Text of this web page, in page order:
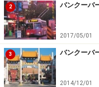
2 バンクーバ
2017/05/01
3 バンクーバ
2014/12/01